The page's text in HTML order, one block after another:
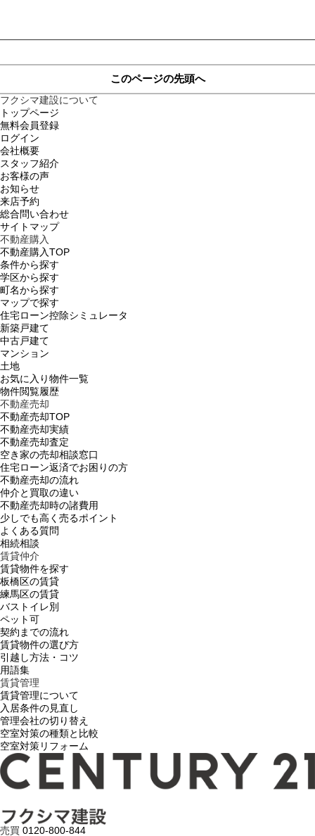
このページの先頭へ
フクシマ建設について
トップページ
無料会員登録
ログイン
会社概要
スタッフ紹介
お客様の声
お知らせ
来店予約
総合問い合わせ
サイトマップ
不動産購入
不動産購入TOP
条件から探す
学区から探す
町名から探す
マップで探す
住宅ローン控除シミュレータ
新築戸建て
中古戸建て
マンション
土地
お気に入り物件一覧
物件閲覧履歴
不動産売却
不動産売却TOP
不動産売却実績
不動産売却査定
空き家の売却相談窓口
住宅ローン返済でお困りの方
不動産売却の流れ
仲介と買取の違い
不動産売却時の諸費用
少しでも高く売るポイント
よくある質問
相続相談
賃貸仲介
賃貸物件を探す
板橋区の賃貸
練馬区の賃貸
バストイレ別
ペット可
契約までの流れ
賃貸物件の選び方
引越し方法・コツ
用語集
賃貸管理
賃貸管理について
入居条件の見直し
管理会社の切り替え
空室対策の種類と比較
空室対策リフォーム
売買 0120-800-844